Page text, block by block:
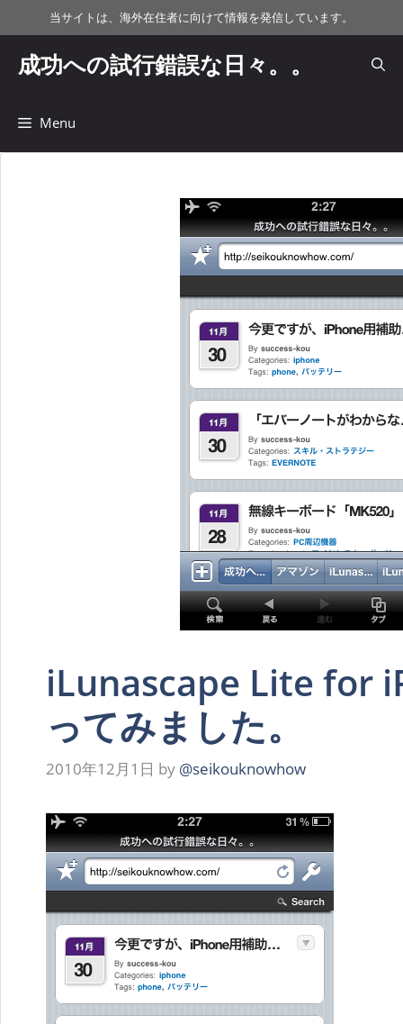
ン
当サイトは、海外在住者に向けて情報を発信しています。
成功への試行錯誤な日々。。
Menu
iLunascape Lite for
ってみました。
2010年12月1日 by @seikouknowhow